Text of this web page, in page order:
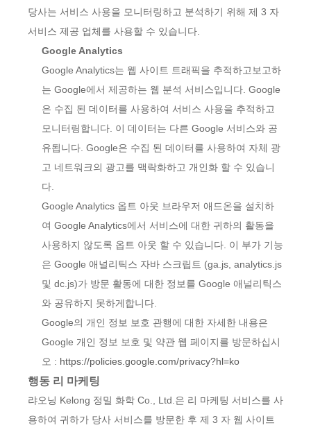
당사는 서비스 사용을 모니터링하고 분석하기 위해 제 3 자
서비스 제공 업체를 사용할 수 있습니다.
Google Analytics
Google Analytics는 웹 사이트 트래픽을 추적하고보고하
는 Google에서 제공하는 웹 분석 서비스입니다. Google
은 수집 된 데이터를 사용하여 서비스 사용을 추적하고
모니터링합니다. 이 데이터는 다른 Google 서비스와 공
유됩니다. Google은 수집 된 데이터를 사용하여 자체 광
고 네트워크의 광고를 맥락화하고 개인화 할 수 있습니
다.
Google Analytics 옵트 아웃 브라우저 애드온을 설치하
여 Google Analytics에서 서비스에 대한 귀하의 활동을
사용하지 않도록 옵트 아웃 할 수 있습니다. 이 부가 기능
은 Google 애널리틱스 자바 스크립트 (ga.js, analytics.js
및 dc.js)가 방문 활동에 대한 정보를 Google 애널리틱스
와 공유하지 못하게합니다.
Google의 개인 정보 보호 관행에 대한 자세한 내용은
Google 개인 정보 보호 및 약관 웹 페이지를 방문하십시
오 : https://policies.google.com/privacy?hl=ko
행동 리 마케팅
랴오닝 Kelong 정밀 화학 Co., Ltd.은 리 마케팅 서비스를 사
용하여 귀하가 당사 서비스를 방문한 후 제 3 자 웹 사이트